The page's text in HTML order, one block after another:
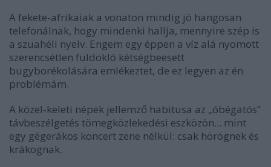
A fekete-afrikaiak a vonaton mindig jó hangosan
telefonálnak, hogy mindenki hallja, mennyire szép is
a szuahéli nyelv. Engem egy éppen a víz alá nyomott
szerencsétlen fuldokló kétségbeesett
bugyborékolására emlékeztet, de ez legyen az én
problémám.
A közel-keleti népek jellemző habitusa az „óbégatós”
távbeszélgetés tömegközlekedési eszközön... mint
egy gégerákos koncert zene nélkül: csak hörögnek és
krákognak.